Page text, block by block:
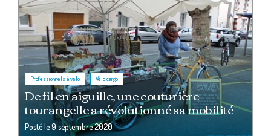
Professionnels à vélo , Vélo cargo
De fil en aiguille, une couturière
tourangelle a révolutionné sa mobilité
Posté le9 septembre 2020